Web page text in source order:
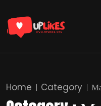
Home Category